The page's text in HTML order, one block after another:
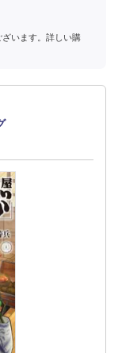
います。詳しい購